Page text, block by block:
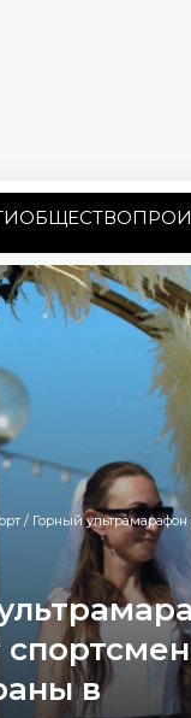
ОБЩЕСТВО
/ Горный ультрамарафон соберет спортсменов со
в